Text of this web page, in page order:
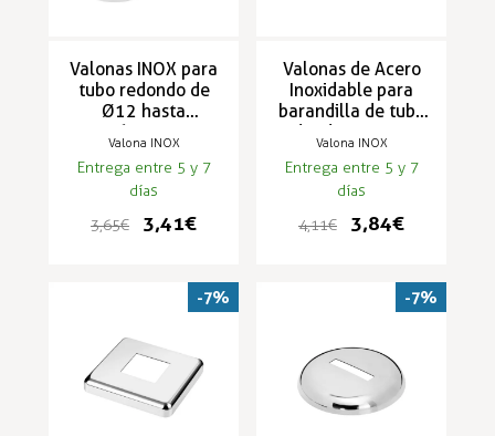
Valonas INOX para
tubo redondo de
Ø12 hasta
Ø63,5mm
RAILFORM
Valona INOX
Entrega entre 5 y 7
días
3,65 €
3,41 €
Valonas de Acero
Inoxidable para
barandilla de tubo
redondo RAILFORM
Valona INOX
Entrega entre 5 y 7
días
4,11 €
3,84 €
-7% -7%